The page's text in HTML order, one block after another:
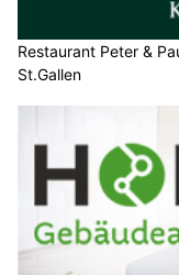
Restaurant Peter &
St.Gallen